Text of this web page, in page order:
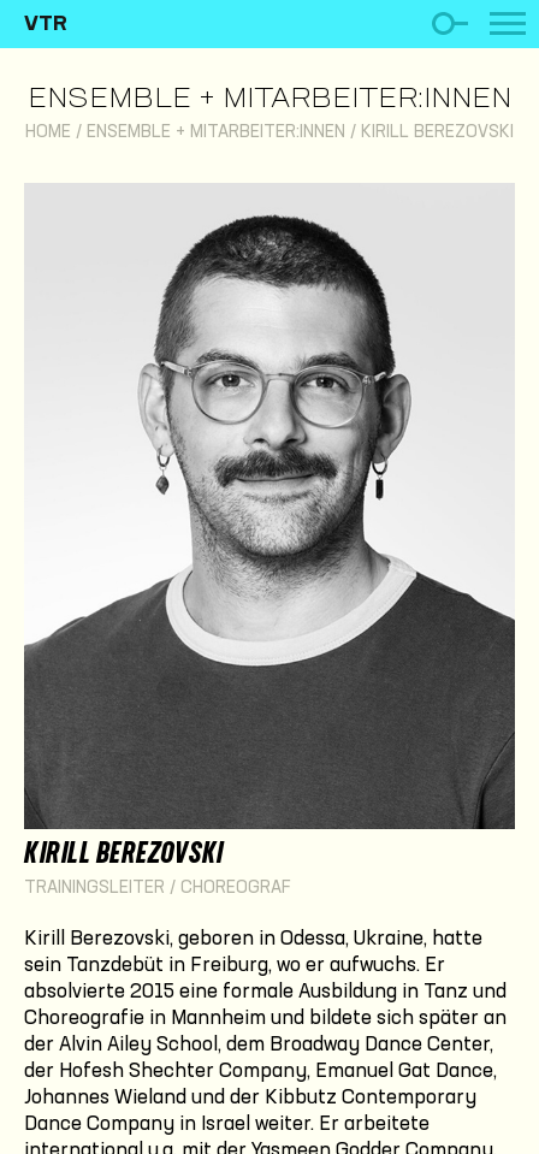
VTR
ENSEMBLE + MITARBEITER:INNEN
HOME / ENSEMBLE + MITARBEITER:INNEN / KIRILL BEREZOVSKI
KIRILL BEREZOVSKI
TRAININGSLEITER / CHOREOGRAF
Kirill Berezovski, geboren in Odessa, Ukraine, hatte
sein Tanzdebüt in Freiburg, wo er aufwuchs. Er
absolvierte 2015 eine formale Ausbildung in Tanz und
Choreografie in Mannheim und bildete sich später an
der Alvin Ailey School, dem Broadway Dance Center,
der Hofesh Shechter Company, Emanuel Gat Dance,
Johannes Wieland und der Kibbutz Contemporary
Dance Company in Israel weiter. Er arbeitete